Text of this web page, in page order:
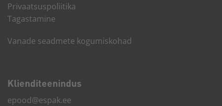
Privaatsuspoliitika
Tagastamine
Vanade seadmete kogumiskohad
Kliendi­teenindus
epood@espak.ee